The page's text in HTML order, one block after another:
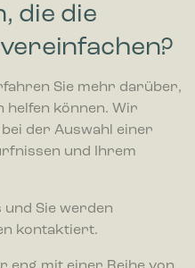
die die
Sie mehr darüber,
helfen können. Wir
der Auswahl einer
und Ihrem
und Sie werden
kontaktiert.